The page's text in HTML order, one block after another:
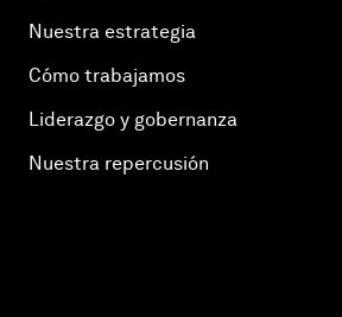
Nuestra estrategia
Cómo trabajamos
Liderazgo y gobernanza
Nuestra repercusión